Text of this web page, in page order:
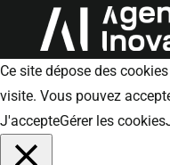
Ce site dépose des
visite. Vous pouvez
J'accepteGérer les cookies